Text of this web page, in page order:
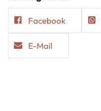
Facebook
E-Mail